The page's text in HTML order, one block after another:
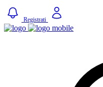
Registrati